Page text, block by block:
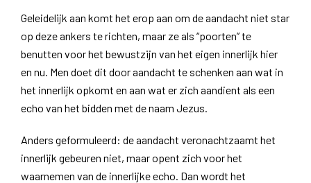
Geleidelijk aan komt het erop aan om de aandacht niet star
op deze ankers te richten, maar ze als “poorten” te
benutten voor het bewustzijn van het eigen innerlijk hier
en nu. Men doet dit door aandacht te schenken aan wat in
het innerlijk opkomt en aan wat er zich aandient als een
echo van het bidden met de naam Jezus.
Anders geformuleerd: de aandacht veronachtzaamt het
innerlijk gebeuren niet, maar opent zich voor het
waarnemen van de innerlijke echo. Dan wordt het